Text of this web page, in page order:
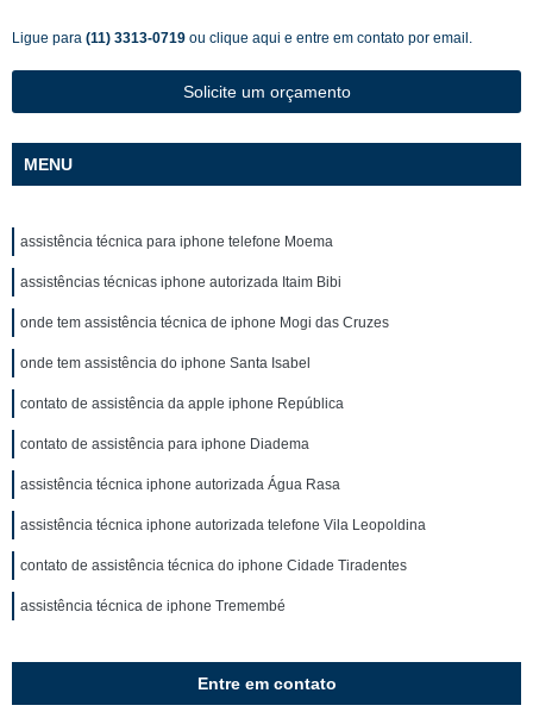
Ligue para (11) 3313-0719 ou clique aqui e entre em contato por email.
Solicite um orçamento
MENU
assistência técnica para iphone telefone Moema
assistências técnicas iphone autorizada Itaim Bibi
onde tem assistência técnica de iphone Mogi das Cruzes
onde tem assistência do iphone Santa Isabel
contato de assistência da apple iphone República
contato de assistência para iphone Diadema
assistência técnica iphone autorizada Água Rasa
assistência técnica iphone autorizada telefone Vila Leopoldina
contato de assistência técnica do iphone Cidade Tiradentes
assistência técnica de iphone Tremembé
Entre em contato